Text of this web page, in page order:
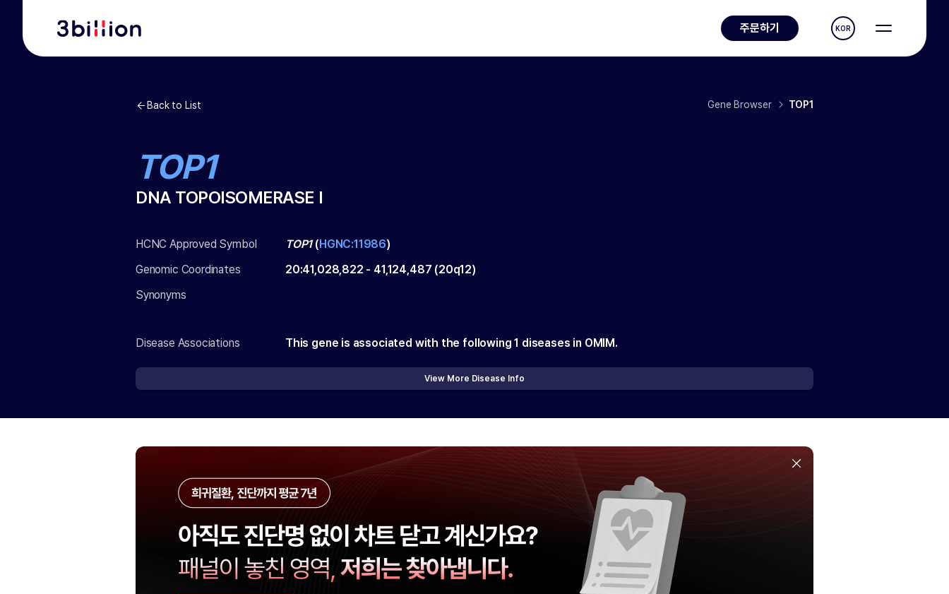
주문하기 KOR
Back to List Gene Browser TOP1
TOP1
DNA TOPOISOMERASE I
HCNC Approved Symbol TOP1(HGNC:11986)
Genomic Coordinates
20:41,028,822 - 41,124,487 (20q12)
Synonyms
Disease Associations This gene is associated with the following 1 diseases in OMIM.
View More Disease Info